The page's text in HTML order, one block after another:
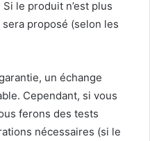
le produit n’est plus
proposé (selon les
un échange
Cependant, si vous
ferons des tests
nécessaires (si le